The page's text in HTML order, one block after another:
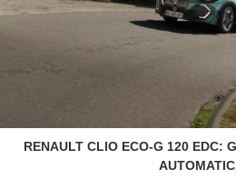
RENAULT CLIO ECO-G 120 EDC: